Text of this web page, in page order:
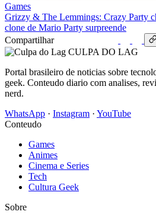
Games
Grizzy & The Lemmings: Crazy Party
clone de Mario Party surpreende
Compartilhar
CULPA DO LAG
Portal brasileiro de noticias sobre
geek. Conteudo diario com analises,
nerd.
WhatsApp · Instagram · YouTube
Conteudo
Games
Animes
Cinema e Series
Tech
Cultura Geek
Sobre